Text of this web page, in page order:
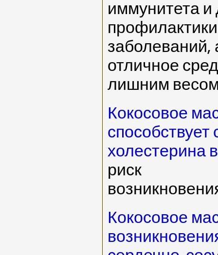
иммунитета и
заболеваний,
отличное
лишним
Кокосовое
холестерина
риск
Кокосовое